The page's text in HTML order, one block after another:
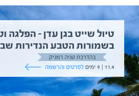
טיול שייט בגן עדן – הפלגה
בשמורות הטבע הנדירות
בהדרכת טניה רמניק
11.4 | 9 ימים
לפרטים והרשמה